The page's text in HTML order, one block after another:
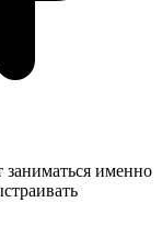
заниматься именно